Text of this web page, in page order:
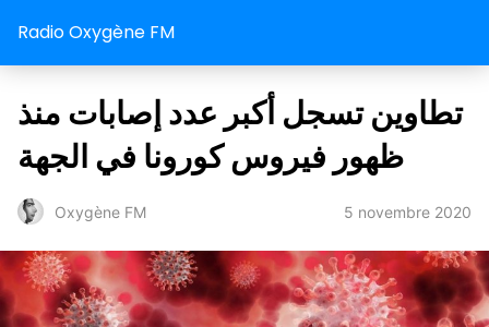
Radio Oxygène FM
تطاوين تسجل أكبر عدد إصابات منذ
ظهور فيروس كورونا في الجهة
Oxygène FM 5 novembre 2020